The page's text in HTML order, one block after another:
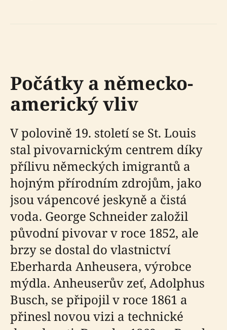
Počátky a německo-
americký vliv
V polovině 19. století se St. Louis
stal pivovarnickým centrem díky
přílivu německých imigrantů a
hojným přírodním zdrojům, jako
jsou vápencové jeskyně a čistá
voda. George Schneider založil
původní pivovar v roce 1852, ale
brzy se dostal do vlastnictví
Eberharda Anheusera, výrobce
mýdla. Anheuserův zeť, Adolphus
Busch, se připojil v roce 1861 a
přinesl novou vizi a technické